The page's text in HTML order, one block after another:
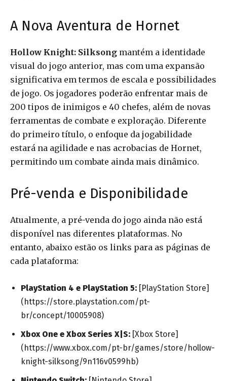
A Nova Aventura de Hornet
Hollow Knight: Silksong mantém a identidade
visual do jogo anterior, mas com uma expansão
significativa em termos de escala e possibilidades
de jogo. Os jogadores poderão enfrentar mais de
200 tipos de inimigos e 40 chefes, além de novas
ferramentas de combate e exploração. Diferente
do primeiro título, o enfoque da jogabilidade
estará na agilidade e nas acrobacias de Hornet,
permitindo um combate ainda mais dinâmico.
Pré-venda e Disponibilidade
Atualmente, a pré-venda do jogo ainda não está
disponível nas diferentes plataformas. No
entanto, abaixo estão os links para as páginas de
cada plataforma:
PlayStation 4 e PlayStation 5: [PlayStation Store]
(https://store.playstation.com/pt-
br/concept/10005908)
Xbox One e Xbox Series X|S: [Xbox Store]
(https://www.xbox.com/pt-br/games/store/hollow-
knight-silksong/9n116v0599hb)